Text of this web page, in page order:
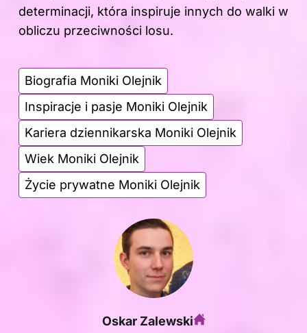
determinacji, która inspiruje innych do walki w
obliczu przeciwności losu.
Biografia Moniki Olejnik
Inspiracje i pasje Moniki Olejnik
Kariera dziennikarska Moniki Olejnik
Wiek Moniki Olejnik
Życie prywatne Moniki Olejnik
Oskar Zalewski